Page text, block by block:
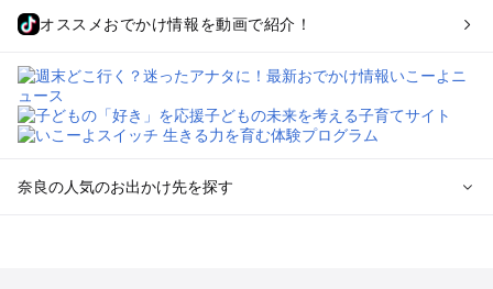
オススメおでかけ情報を動画で紹介！
奈良の人気のお出かけ先を探す